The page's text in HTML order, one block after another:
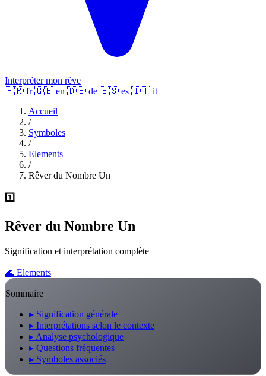
Interpréter mon rêve
🇫🇷 fr 🇬🇧 en 🇩🇪 de 🇪🇸 es 🇮🇹 it
Accueil
/
Symboles
/
Elements
/
Rêver du Nombre Un
1️⃣
Rêver du Nombre Un
Signification et interprétation complète
🌊 Elements
Sommaire
▸ Signification générale
▸ Interprétations selon le contexte
▸ Analyse psychologique
▸ Questions fréquentes
▸ Symboles associés